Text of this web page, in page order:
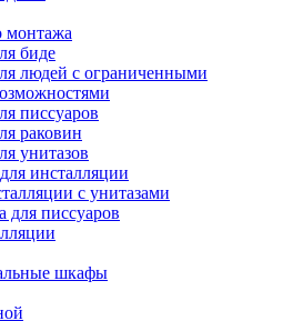
монтажа
биде
людей с ограниченными
писсуаров
раковин
унитазов
инсталляции
с унитазами
писсуаров
шкафы